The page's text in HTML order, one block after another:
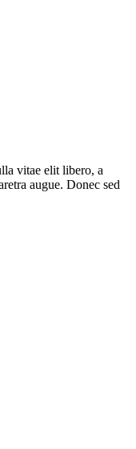
vitae elit libero, a
augue. Donec sed